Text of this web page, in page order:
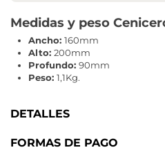
Medidas y peso
Ancho: 160mm
Alto: 200mm
Profundo: 90mm
Peso: 1,1Kg.
DETALLES
FORMAS DE PAGO